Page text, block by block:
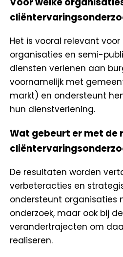
Het is vooral relevant
organisaties en semi-
diensten verlenen aan
voornamelijk met
markt) en ondersteunt
hun dienstverlening.
Wat gebeurt er met de
De resultaten worden
verbeteracties en
ondersteunt organisaties
onderzoek, maar ook bij
verandertrajecten om
realiseren.